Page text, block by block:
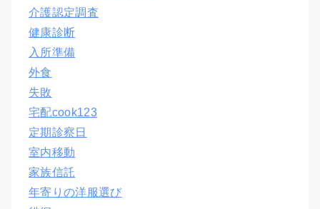
介護認定調査
健康診断
入所準備
外食
失敗
宅配cook123
定期診察日
室内移動
家族信託
年寄りの洋服選び